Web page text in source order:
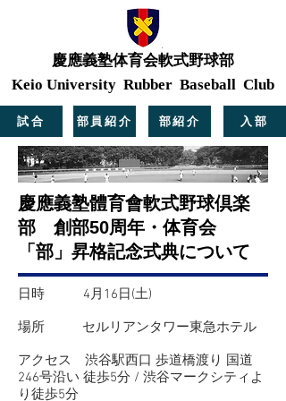
慶應義塾体育会軟式野球部
Keio University Rubber Baseball Club
試合 部員紹介 部紹介 入部
慶應義塾體育會軟式野球倶楽
部 創部50周年・体育会
「部」昇格記念式典について
日時 4月16日(土)
場所 セルリアンタワー東急ホテル
アクセス 渋谷駅西口 歩道橋渡り 国道
246号沿い 徒歩5分 / 渋谷マークシティよ
り徒歩5分